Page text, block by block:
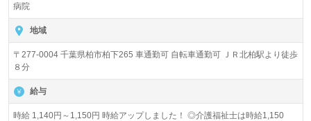
病院
地域
〒277-0004 千葉県柏市柏下265 車通勤可 自転車通勤可 ＪＲ北柏駅より徒歩
８分
給与
時給 1,140円～1,150円 時給アップしました！ ◎介護福祉士は時給1,150